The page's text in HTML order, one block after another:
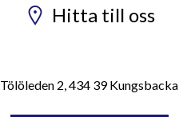
Hitta till oss
Tölöleden 2, 434 39 Kungsbacka